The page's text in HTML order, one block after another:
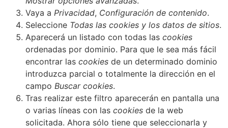
Vaya a Privacidad, Configuración de contenido.
Seleccione Todas las cookies y los datos de sitios.
Aparecerá un listado con todas las cookies
ordenadas por dominio. Para que le sea más fácil
encontrar las cookies de un determinado dominio
introduzca parcial o totalmente la dirección en el
campo Buscar cookies.
Tras realizar este filtro aparecerán en pantalla una
o varias líneas con las cookies de la web
solicitada. Ahora sólo tiene que seleccionarla y